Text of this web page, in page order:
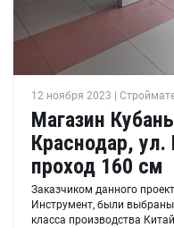
12 ноября 2023 |
Магазин
Краснодар, ул.
проход 160 см
Заказчиком данного
Инструмент, были
класса производства